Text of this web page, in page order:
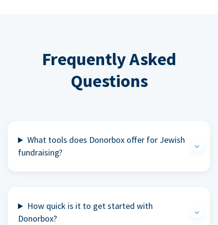
Frequently Asked
Questions
What tools does Donorbox offer for Jewish
fundraising?
How quick is it to get started with
Donorbox?